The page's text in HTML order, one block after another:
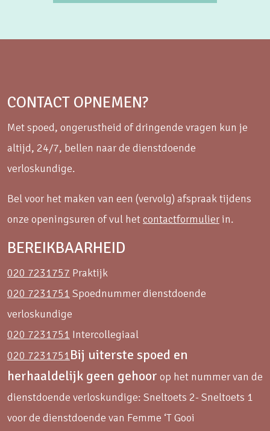
CONTACT OPNEMEN?
Met spoed, ongerustheid of dringende vragen kun je
altijd, 24/7, bellen naar de dienstdoende
verloskundige.
Bel voor het maken van een (vervolg) afspraak tijdens
onze openingsuren of vul hetcontactformulier in.
BEREIKBAARHEID
020 7231757 Praktijk
020 7231751 Spoednummer dienstdoende
verloskundige
020 7231751 Intercollegiaal
020 7231751Bij uiterste spoed en
herhaaldelijk geen gehoor op het nummer van de
dienstdoende verloskundige: Sneltoets 2- Sneltoets 1
voor de dienstdoende van Femme ‘T Gooi